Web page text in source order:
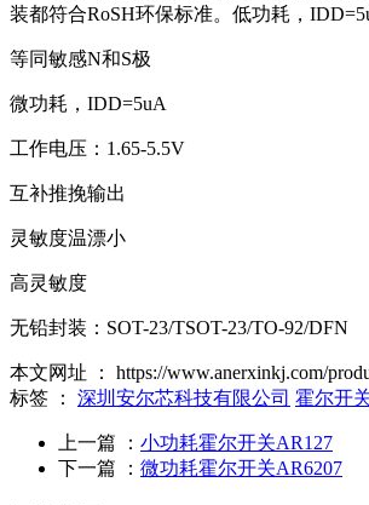
装都符合RoSH环保标准。低功耗，
等同敏感N和S极
微功耗，IDD=5uA
工作电压：1.65-5.5V
互补推挽输出
灵敏度温漂小
高灵敏度
无铅封装：SOT-23/TSOT-23/TO-92/DFN
本文网址 ： https://www.anerxinkj.com/
标签 ：
深圳安尔芯科技有限公司 霍尔开
上一篇 ： 小功耗霍尔开关AR127
下一篇 ： 微功耗霍尔开关AR6207